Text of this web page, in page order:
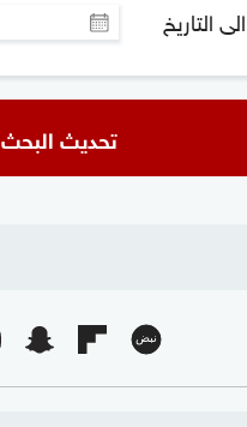
الى التاريخ
تحديث البحث